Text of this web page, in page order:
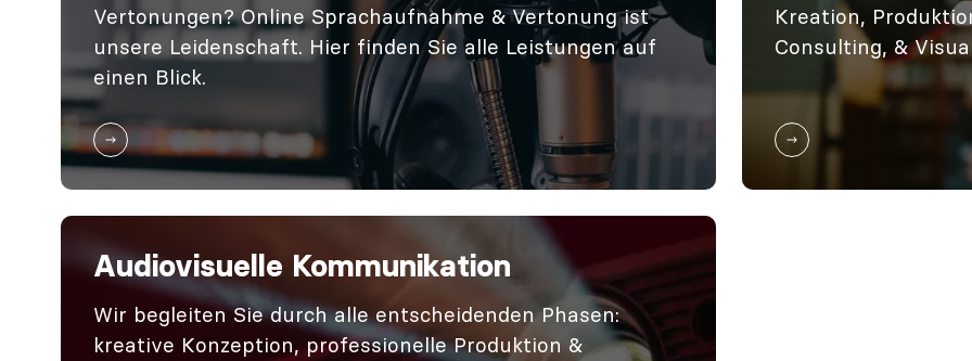
Wiki
Kontakt
myAudioP
Vertonungen? Online Sprachaufnahme & Vertonung ist
unsere Leidenschaft. Hier finden Sie alle Leistungen auf
einen Blick.
Kreation,
Consulting, &
Audiovisuelle Kommunikation
Wir begleiten Sie durch alle entscheidenden Phasen:
kreative Konzeption, professionelle Produktion &